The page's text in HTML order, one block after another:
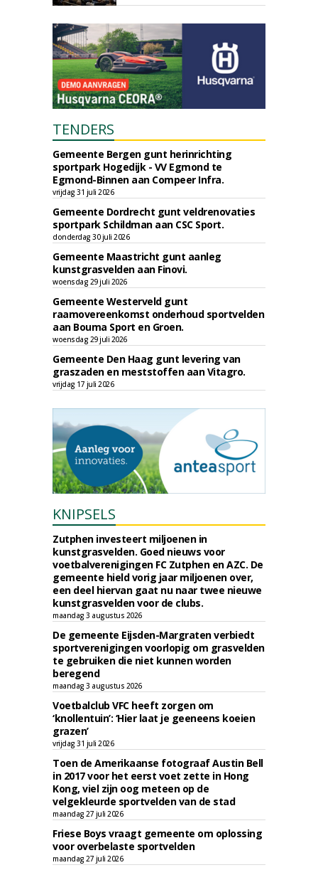
TENDERS
Gemeente Bergen gunt herinrichting
sportpark Hogedijk - VV Egmond te
Egmond-Binnen aan Compeer Infra.
vrijdag 31 juli 2026
Gemeente Dordrecht gunt veldrenovaties
sportpark Schildman aan CSC Sport.
donderdag 30 juli 2026
Gemeente Maastricht gunt aanleg
kunstgrasvelden aan Finovi.
woensdag 29 juli 2026
Gemeente Westerveld gunt
raamovereenkomst onderhoud sportvelden
aan Bouma Sport en Groen.
woensdag 29 juli 2026
Gemeente Den Haag gunt levering van
graszaden en meststoffen aan Vitagro.
vrijdag 17 juli 2026
KNIPSELS
Zutphen investeert miljoenen in
kunstgrasvelden. Goed nieuws voor
voetbalverenigingen FC Zutphen en AZC. De
gemeente hield vorig jaar miljoenen over,
een deel hiervan gaat nu naar twee nieuwe
kunstgrasvelden voor de clubs.
maandag 3 augustus 2026
De gemeente Eijsden-Margraten verbiedt
sportverenigingen voorlopig om grasvelden
te gebruiken die niet kunnen worden
beregend
maandag 3 augustus 2026
Voetbalclub VFC heeft zorgen om
‘knollentuin’: ‘Hier laat je geeneens koeien
grazen’
vrijdag 31 juli 2026
Toen de Amerikaanse fotograaf Austin Bell
in 2017 voor het eerst voet zette in Hong
Kong, viel zijn oog meteen op de
velgekleurde sportvelden van de stad
maandag 27 juli 2026
Friese Boys vraagt gemeente om oplossing
voor overbelaste sportvelden
maandag 27 juli 2026